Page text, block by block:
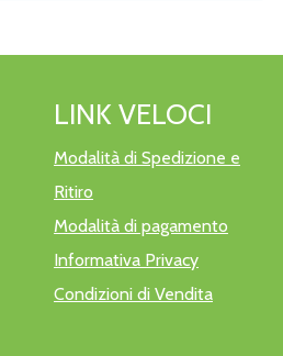
LINK VELOCI
Modalità di Spedizione e
Ritiro
Modalità di pagamento
Informativa Privacy
Condizioni di Vendita